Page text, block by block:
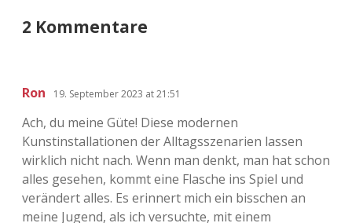
2 Kommentare
Ron 19. September 2023 at 21:51
Ach, du meine Güte! Diese modernen
Kunstinstallationen der Alltagsszenarien lassen
wirklich nicht nach. Wenn man denkt, man hat schon
alles gesehen, kommt eine Flasche ins Spiel und
verändert alles. Es erinnert mich ein bisschen an
meine Jugend, als ich versuchte, mit einem